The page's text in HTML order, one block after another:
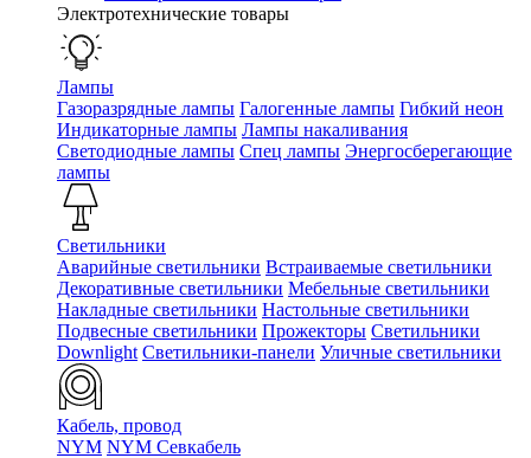
Электротехнические товары
Лампы
Газоразрядные лампы Галогенные лампы Гибкий неон
Индикаторные лампы Лампы накаливания
Светодиодные лампы Спец лампы Энергосберегающие
лампы
Светильники
Аварийные светильники Встраиваемые светильники
Декоративные светильники Мебельные светильники
Накладные светильники Настольные светильники
Подвесные светильники Прожекторы Светильники
Downlight Светильники-панели Уличные светильники
Кабель, провод
NYM NYM Севкабель